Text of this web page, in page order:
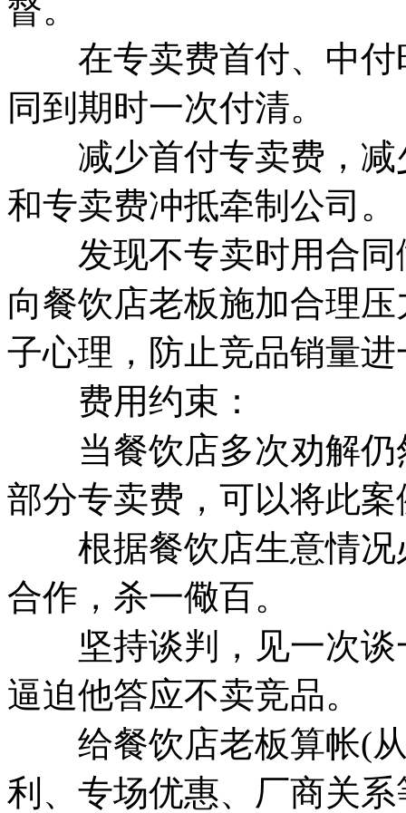
督。
在专卖费首付、中付
同到期时一次付清。
减少首付专卖费，减
和专卖费冲抵牵制公司。
发现不专卖时用合同
向餐饮店老板施加合理
子心理，防止竞品销量
费用约束：
当餐饮店多次劝解仍
部分专卖费，可以将此
根据餐饮店生意情况
合作，杀一儆百。
坚持谈判，见一次谈
逼迫他答应不卖竞品。
给餐饮店老板算帐(从
利、专场优惠、厂商关